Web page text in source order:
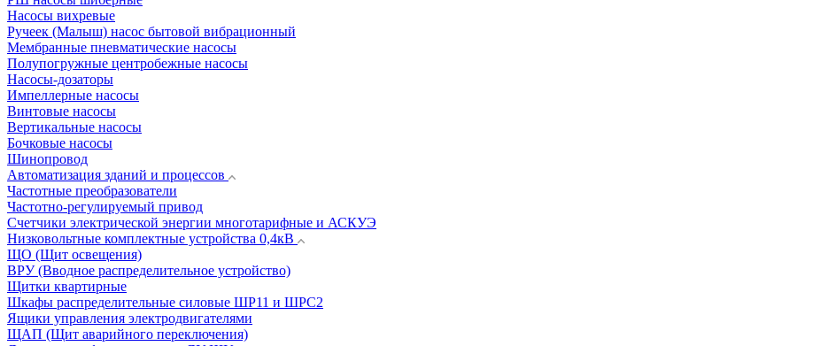
Насосы вихревые
Ручеек (Малыш) насос бытовой вибрационный
Мембранные пневматические насосы
Полупогружные центробежные насосы
Насосы-дозаторы
Импеллерные насосы
Винтовые насосы
Вертикальные насосы
Бочковые насосы
Шинопровод
Автоматизация зданий и процессов
Частотные преобразователи
Частотно-регулируемый привод
Счетчики электрической энергии многотарифные и АСКУЭ
Низковольтные комплектные устройства 0,4кВ
ЩО (Щит освещения)
ВРУ (Вводное распределительное устройство)
Щитки квартирные
Шкафы распределительные силовые ШР11 и ШРС2
Ящики управления электродвигателями
ЩАП (Щит аварийного переключения)